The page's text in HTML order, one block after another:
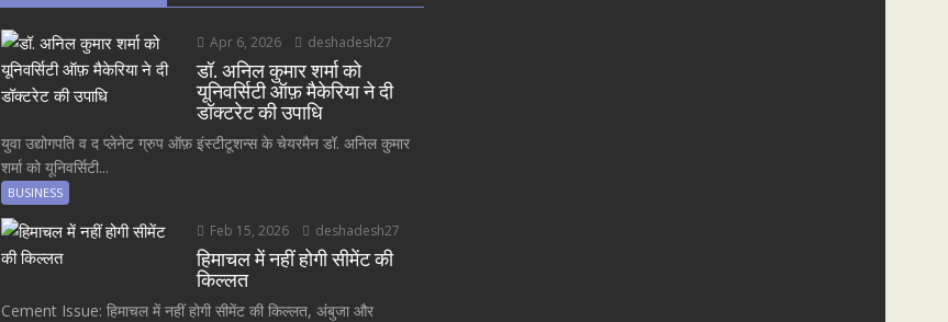
Apr 6, 2026 deshadesh27
डॉ. अनिल कुमार शर्मा को
यूनिवर्सिटी ऑफ़ मैकेरिया ने दी
डॉक्टरेट की उपाधि
युवा उद्योगपति व द प्लेनेट ग्रुप ऑफ़ इंस्टीटूशन्स के चेयरमैन डॉ. अनिल कुमार
शर्मा को यूनिवर्सिटी...
BUSINESS
Feb 15, 2026 deshadesh27
हिमाचल में नहीं होगी सीमेंट की
किल्लत
Cement Issue: हिमाचल में नहीं होगी सीमेंट की किल्लत, अंबुजा और